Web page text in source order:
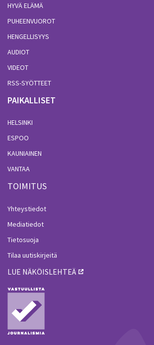
HYVÄ ELÄMÄ
PUHEENVUOROT
HENGELLISYYS
AUDIOT
VIDEOT
RSS-SYÖTTEET
PAIKALLISET
HELSINKI
ESPOO
KAUNIAINEN
VANTAA
TOIMITUS
Yhteystiedot
Mediatiedot
Tietosuoja
Tilaa uutiskirjeitä
LUE NÄKÖISLEHTEÄ